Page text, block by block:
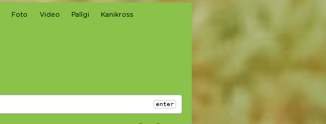
Foto Video Palīgi Kanikross
enter